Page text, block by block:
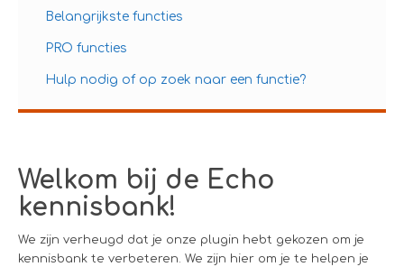
Belangrijkste functies
PRO functies
Hulp nodig of op zoek naar een functie?
Welkom bij de Echo
kennisbank!
We zijn verheugd dat je onze plugin hebt gekozen om je
kennisbank te verbeteren. We zijn hier om je te helpen je